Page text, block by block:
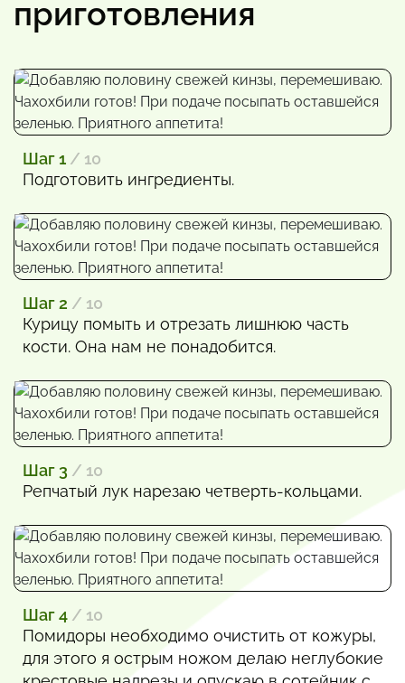
приготовления
Шаг 1 / 10
Подготовить ингредиенты.
Шаг 2 / 10
Курицу помыть и отрезать лишнюю часть
кости. Она нам не понадобится.
Шаг 3 / 10
Репчатый лук нарезаю четверть-кольцами.
Шаг 4 / 10
Помидоры необходимо очистить от кожуры,
для этого я острым ножом делаю неглубокие